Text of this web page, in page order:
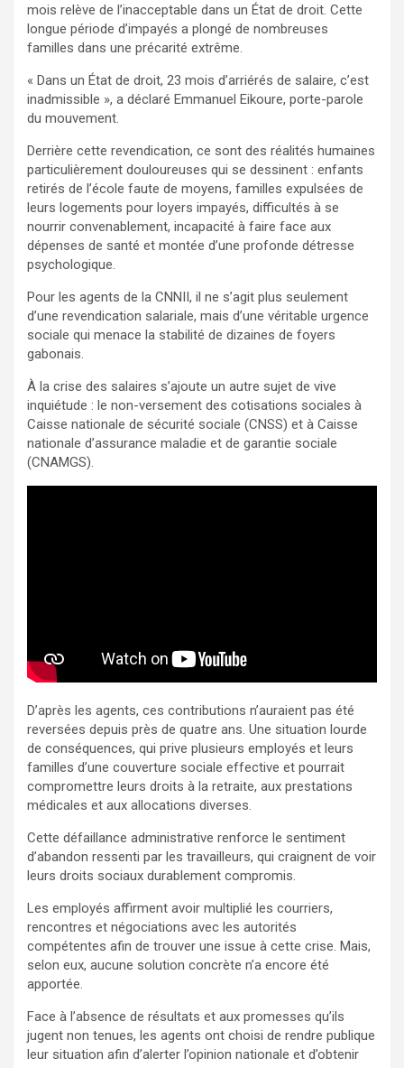
mois relève de l’inacceptable dans un État de droit. Cette
longue période d’impayés a plongé de nombreuses
familles dans une précarité extrême.
« Dans un État de droit, 23 mois d’arriérés de salaire, c’est
inadmissible », a déclaré Emmanuel Eikoure, porte-parole
du mouvement.
Derrière cette revendication, ce sont des réalités humaines
particulièrement douloureuses qui se dessinent : enfants
retirés de l’école faute de moyens, familles expulsées de
leurs logements pour loyers impayés, difficultés à se
nourrir convenablement, incapacité à faire face aux
dépenses de santé et montée d’une profonde détresse
psychologique.
Pour les agents de la CNNII, il ne s’agit plus seulement
d’une revendication salariale, mais d’une véritable urgence
sociale qui menace la stabilité de dizaines de foyers
gabonais.
À la crise des salaires s’ajoute un autre sujet de vive
inquiétude : le non-versement des cotisations sociales à
Caisse nationale de sécurité sociale (CNSS) et à Caisse
nationale d’assurance maladie et de garantie sociale
(CNAMGS).
D’après les agents, ces contributions n’auraient pas été
reversées depuis près de quatre ans. Une situation lourde
de conséquences, qui prive plusieurs employés et leurs
familles d’une couverture sociale effective et pourrait
compromettre leurs droits à la retraite, aux prestations
médicales et aux allocations diverses.
Cette défaillance administrative renforce le sentiment
d’abandon ressenti par les travailleurs, qui craignent de voir
leurs droits sociaux durablement compromis.
Les employés affirment avoir multiplié les courriers,
rencontres et négociations avec les autorités
compétentes afin de trouver une issue à cette crise. Mais,
selon eux, aucune solution concrète n’a encore été
apportée.
Face à l’absence de résultats et aux promesses qu’ils
jugent non tenues, les agents ont choisi de rendre publique
leur situation afin d’alerter l’opinion nationale et d’obtenir